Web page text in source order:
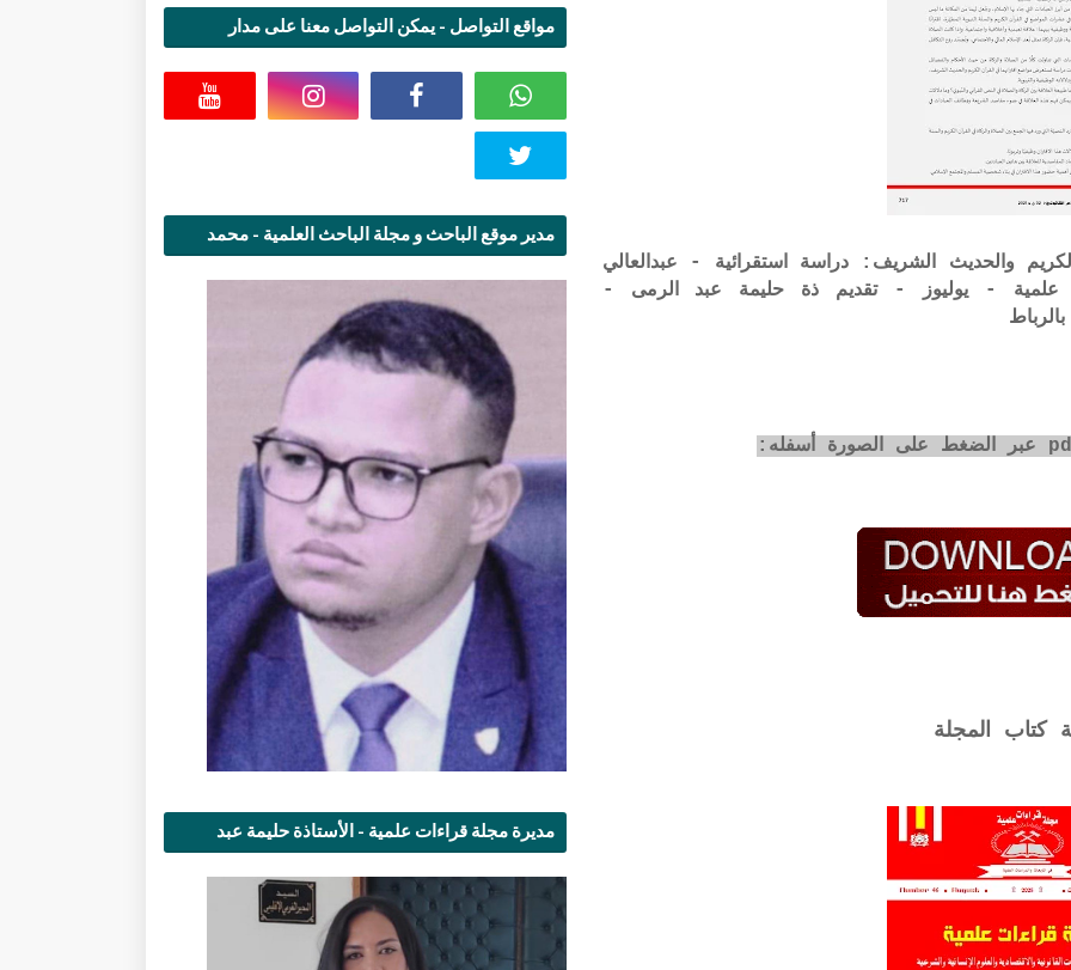
والحديث الشريف: دراسة استقرائية - عبدالعالي
مجلة قراءات علمية - يوليوز - تقديم ذة حليمة عبد الرمى -
كتاب المجلة
مواقع التواصل - يمكن التواصل معنا على مدار
مدير موقع الباحث و مجلة الباحث العلمية - محمد
مديرة مجلة قراءات علمية - الأستاذة حليمة عبد